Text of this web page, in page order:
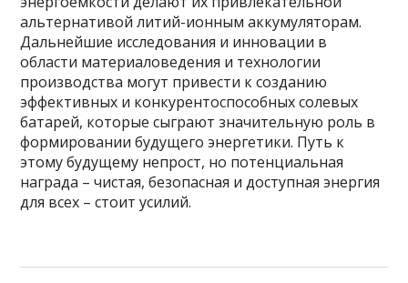
альтернативой литий-ионным аккумуляторам.
Дальнейшие исследования и инновации в
области материаловедения и технологии
производства могут привести к созданию
эффективных и конкурентоспособных солевых
батарей, которые сыграют значительную роль в
формировании будущего энергетики. Путь к
этому будущему непрост, но потенциальная
награда – чистая, безопасная и доступная энергия
для всех – стоит усилий.